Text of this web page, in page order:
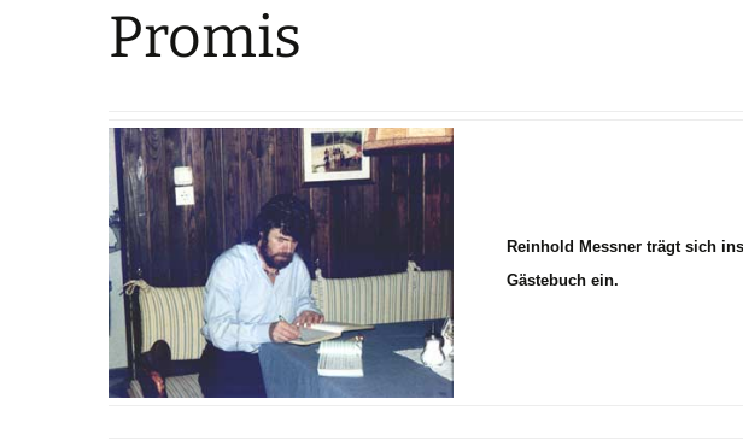
Promis
Reinhold Messner trägt sich ins
Gästebuch ein.